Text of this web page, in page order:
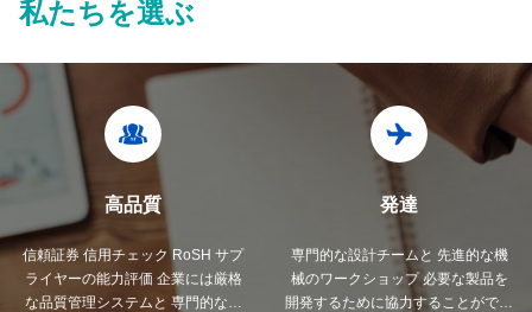
私たちを選ぶ
高品質
信頼証券 信用チェック RoSH サプ
ライヤーの能力評価 企業には厳格
な品質管理システムと 専門的なテ
発達
専門的な設計チームと 先進的な機
械のワークショップ 必要な製品を
開発するために協力することができ